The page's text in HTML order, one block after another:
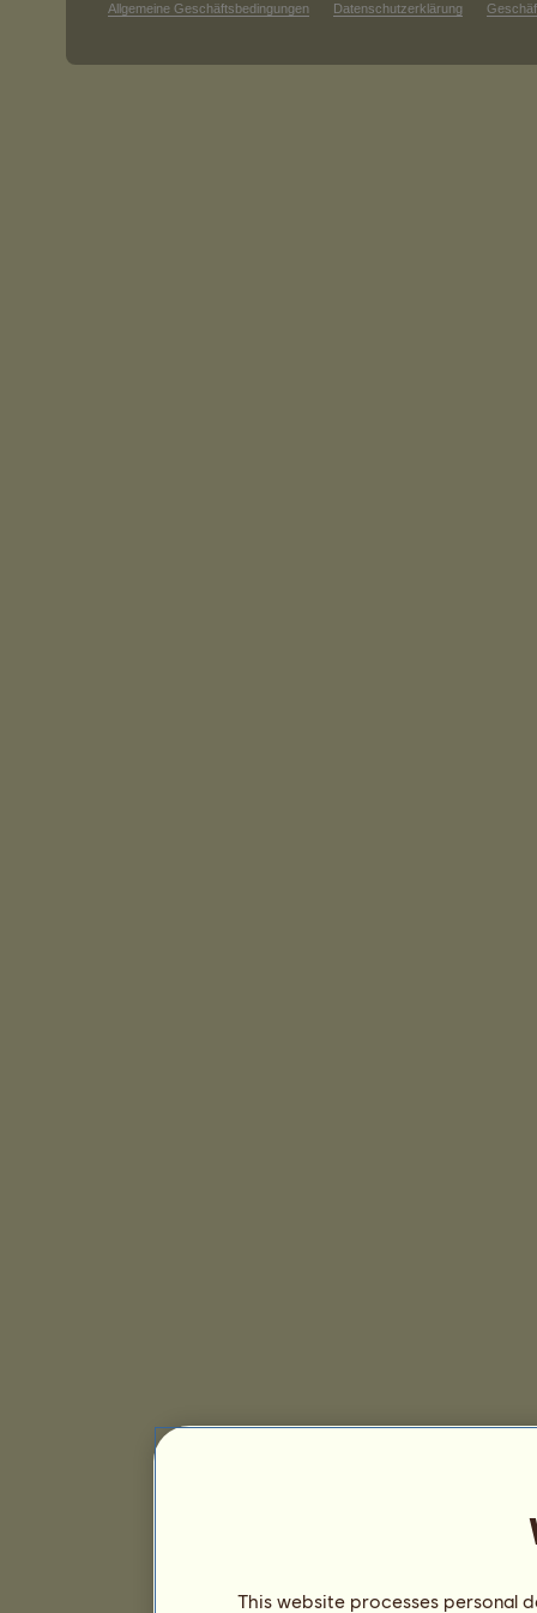
Allgemeine Geschäftsbedingungen Datenschutzerklärung
This website processes personal